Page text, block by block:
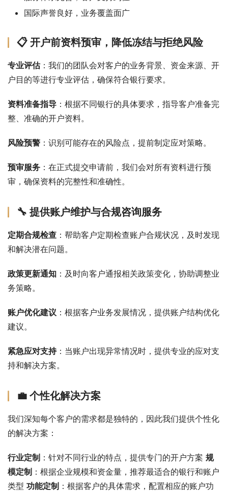
国际声誉良好，业务覆盖面广
📋 开户前资料预审，降低冻结与拒绝风险
专业评估：我们的团队会对客户的业务背景、资金来源、开
户目的等进行专业评估，确保符合银行要求。
资料准备指导 ：根据不同银行的具体要求，指导客户准备完
整、准确的开户资料。
风险预警 ：识别可能存在的风险点，提前制定应对策略。
预审服务 ：在正式提交申请前，我们会对所有资料进行预
审，确保资料的完整性和准确性。
🔧 提供账户维护与合规咨询服务
定期合规检查 ：帮助客户定期检查账户合规状况，及时发现
和解决潜在问题。
政策更新通知 ：及时向客户通报相关政策变化，协助调整业
务策略。
账户优化建议 ：根据客户业务发展情况，提供账户结构优化
建议。
紧急应对支持：当账户出现异常情况时，提供专业的应对支
持和解决方案。
💼 个性化解决方案
我们深知每个客户的需求都是独特的，因此我们提供个性化
的解决方案：
行业定制 ：针对不同行业的特点，提供专门的开户方案 规
模定制 ：根据企业规模和资金量，推荐最适合的银行和账户
类型 功能定制 ：根据客户的具体需求，配置相应的账户功